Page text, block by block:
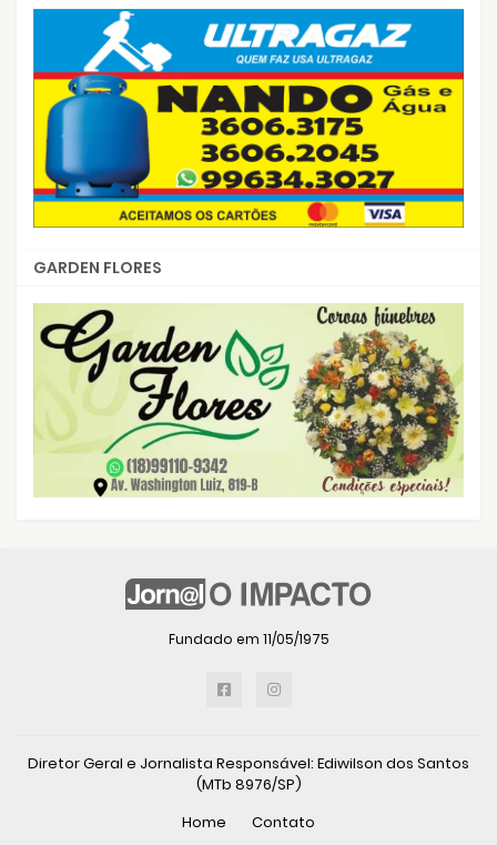
GARDEN FLORES
Fundado em 11/05/1975
Diretor Geral e Jornalista Responsável: Ediwilson dos Santos
(MTb 8976/SP)
Home
Contato